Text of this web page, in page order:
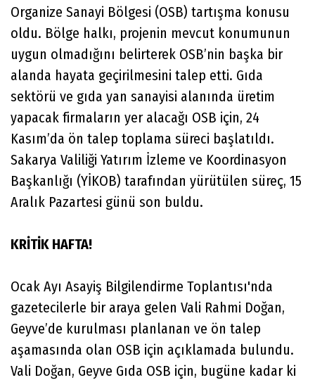
Organize Sanayi Bölgesi (OSB) tartışma konusu
oldu. Bölge halkı, projenin mevcut konumunun
uygun olmadığını belirterek OSB’nin başka bir
alanda hayata geçirilmesini talep etti. Gıda
sektörü ve gıda yan sanayisi alanında üretim
yapacak firmaların yer alacağı OSB için, 24
Kasım’da ön talep toplama süreci başlatıldı.
Sakarya Valiliği Yatırım İzleme ve Koordinasyon
Başkanlığı (YİKOB) tarafından yürütülen süreç, 15
Aralık Pazartesi günü son buldu.
KRİTİK HAFTA!
Ocak Ayı Asayiş Bilgilendirme Toplantısı'nda
gazetecilerle bir araya gelen Vali Rahmi Doğan,
Geyve’de kurulması planlanan ve ön talep
aşamasında olan OSB için açıklamada bulundu.
Vali Doğan, Geyve Gıda OSB için, bugüne kadar ki